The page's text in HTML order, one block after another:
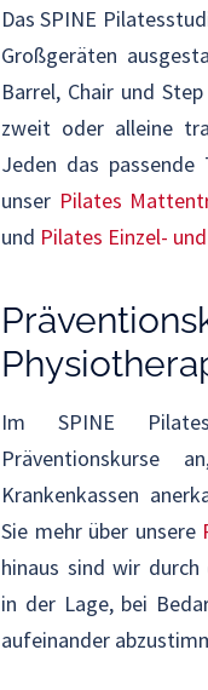
Das SPINE
Großgeräten
Barrel, Chair und
zweit oder alleine
Jeden das passende
unser Pilates
und Pilates Einzel-
Im SPINE
Präventionskurse
Krankenkassen
Sie mehr über unsere
hinaus sind wir
in der Lage, bei
aufeinander